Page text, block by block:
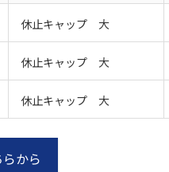
休止キャップ 大
休止キャップ 大
休止キャップ 大
から